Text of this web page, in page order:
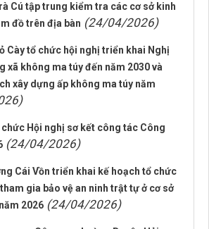
Cú tập trung kiểm tra các cơ sở kinh
đồ trên địa bàn (24/04/2026)
Cày tổ chức hội nghị triển khai Nghị
xã không ma túy đến năm 2030 và
xây dựng ấp không ma túy năm
chức Hội nghị sơ kết công tác Công
(24/04/2026)
Cái Vồn triển khai kế hoạch tổ chức
gia bảo vệ an ninh trật tự ở cơ sở
2026 (24/04/2026)